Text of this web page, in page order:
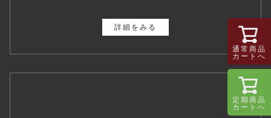
詳細をみる
通常商品
カートへ
定期商品
カートへ